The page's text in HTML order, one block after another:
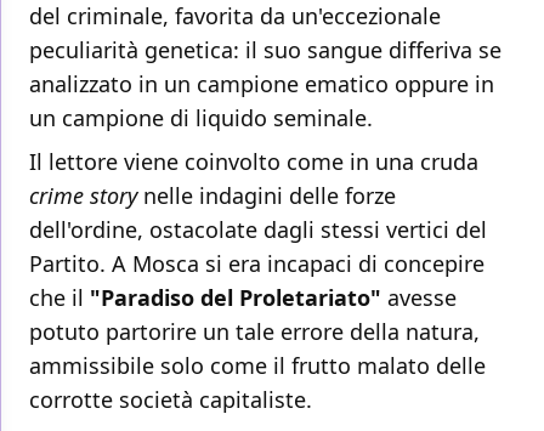
del criminale, favorita da un'eccezionale
peculiarità genetica: il suo sangue differiva se
analizzato in un campione ematico oppure in
un campione di liquido seminale.
Il lettore viene coinvolto come in una cruda
crime storynelle indagini delle forze
dell'ordine, ostacolate dagli stessi vertici del
Partito. A Mosca si era incapaci di concepire
che il "Paradiso del Proletariato" avesse
potuto partorire un tale errore della natura,
ammissibile solo come il frutto malato delle
corrotte società capitaliste.